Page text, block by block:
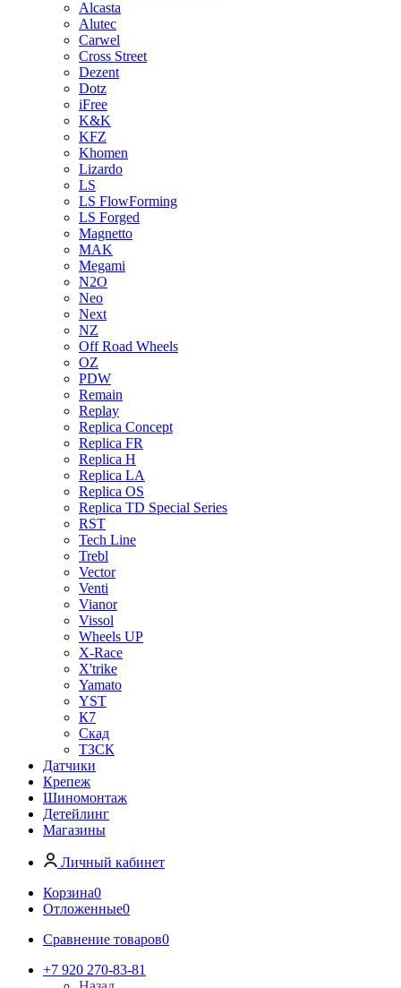
Alcasta
Alutec
Carwel
Cross Street
Dezent
Dotz
iFree
K&K
KFZ
Khomen
Lizardo
LS
LS FlowForming
LS Forged
Magnetto
MAK
Megami
N2O
Neo
Next
NZ
Off Road Wheels
OZ
PDW
Remain
Replay
Replica Concept
Replica FR
Replica H
Replica LA
Replica OS
Replica TD Special Series
RST
Tech Line
Trebl
Vector
Venti
Vianor
Vissol
Wheels UP
X-Race
X'trike
Yamato
YST
К7
Скад
ТЗСК
Датчики
Крепеж
Шиномонтаж
Детейлинг
Магазины
Личный кабинет
Корзина0
Отложенные0
Сравнение товаров0
+7 920 270-83-81